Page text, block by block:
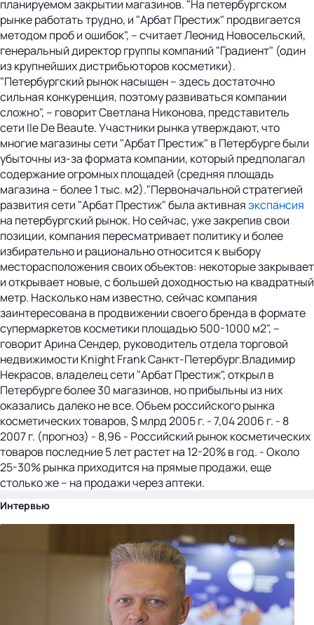
планируемом закрытии магазинов. "На петербургском
рынке работать трудно, и "Арбат Престиж" продвигается
методом проб и ошибок", -- считает Леонид Новосельский,
генеральный директор группы компаний "Градиент" (один
из крупнейших дистрибьюторов косметики).
"Петербургский рынок насыщен -- здесь достаточно
сильная конкуренция, поэтому развиваться компании
сложно", -- говорит Светлана Никонова, представитель
сети Ile De Beaute. Участники рынка утверждают, что
многие магазины сети "Арбат Престиж" в Петербурге были
убыточны из-за формата компании, который предполагал
содержание огромных площадей (средняя площадь
магазина -- более 1 тыс. м2)."Первоначальной стратегией
развития сети "Арбат Престиж" была активнаяэкспансия
на петербургский рынок. Но сейчас, уже закрепив свои
позиции, компания пересматривает политику и более
избирательно и рационально относится к выбору
месторасположения своих объектов: некоторые закрывает
и открывает новые, с большей доходностью на квадратный
метр. Насколько нам известно, сейчас компания
заинтересована в продвижении своего бренда в формате
супермаркетов косметики площадью 500-1000 м2", --
говорит Арина Сендер, руководитель отдела торговой
недвижимости Knight Frank Санкт-Петербург.Владимир
Некрасов, владелец сети "Арбат Престиж", открыл в
Петербурге более 30 магазинов, но прибыльны из них
оказались далеко не все. Объем российского рынка
косметических товаров, $ млрд 2005 г. - 7,04 2006 г. - 8
2007 г. (прогноз) - 8,96 - Российский рынок косметических
товаров последние 5 лет растет на 12-20% в год. - Около
25-30% рынка приходится на прямые продажи, еще
столько же -- на продажи через аптеки.
Интервью